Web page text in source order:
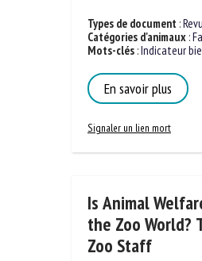
Types de document :
Catégories d'animaux :
Mots-clés :Indicateur
En savoir plus
Signaler un lien mort
Is Animal
the Zoo World?
Zoo Staff